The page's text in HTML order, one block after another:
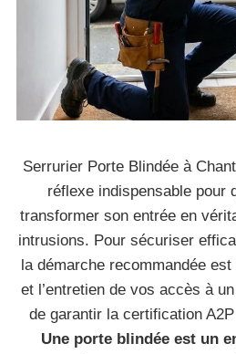
Serrurier Porte Blindée à
réflexe indispensable pour
transformer son entrée en
intrusions. Pour sécuriser
la démarche recommandée
et l’entretien de vos accès à
de garantir la certification
Une porte blindée est un